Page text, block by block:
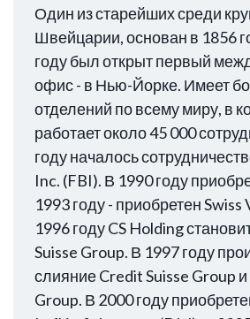
Один из старейших среди
Швейцарии, основан в 1856
году был открыт первый
офис - в Нью-Йорке. Имеет
отделений по всему миру, в
работает около 45 000
году началось
Inc. (FBI). В 1990 году
1993 году - приобретен Swiss
1996 году CS Holding
Suisse Group. В 1997 году
слияние Credit Suisse Group
Group. В 2000 году